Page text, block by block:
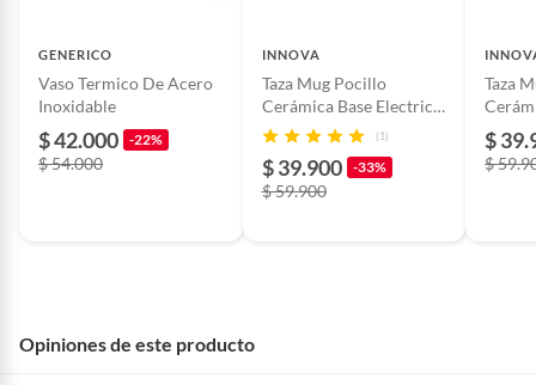
importador
Alto 22
GENERICO
Vaso Termico De Acero
Inoxidable
$ 42.000 -22%
$ 54.000
INNOVA
Taza Mug Pocillo
Cerámica Base Electrica
Calentadora Bebidas
(1)
$ 39.900 -33%
$ 59.900
Taza
$
$
Opiniones de este producto